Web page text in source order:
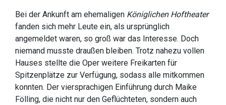
Bei der Ankunft am ehemaligen Königlichen Hoftheater
fanden sich mehr Leute ein, als ursprünglich
angemeldet waren, so groß war das Interesse. Doch
niemand musste draußen bleiben. Trotz nahezu vollen
Hauses stellte die Oper weitere Freikarten für
Spitzenplätze zur Verfügung, sodass alle mitkommen
konnten. Der viersprachigen Einführung durch Maike
Fölling, die nicht nur den Geflüchteten, sondern auch